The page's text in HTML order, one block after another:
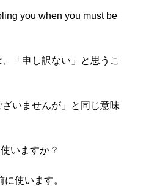
you when you must be
「申し訳ない」と思うこ
ざいませんが」と同じ意味
いますか？
使います。